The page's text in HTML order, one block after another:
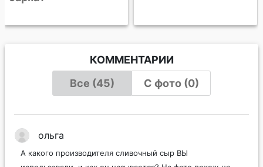
КОММЕНТАРИИ
Все (45)
С фото (0)
ольга
А какого производителя сливочный сыр ВЫ